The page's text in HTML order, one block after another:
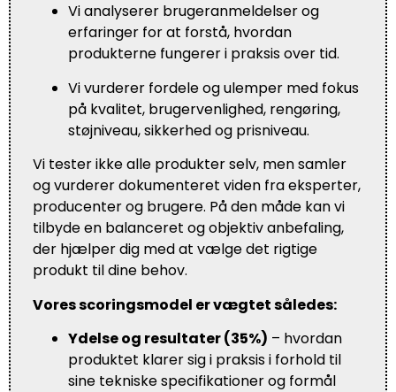
Vi analyserer brugeranmeldelser og
erfaringer for at forstå, hvordan
produkterne fungerer i praksis over tid.
Vi vurderer fordele og ulemper med fokus
på kvalitet, brugervenlighed, rengøring,
støjniveau, sikkerhed og prisniveau.
Vi tester ikke alle produkter selv, men samler
og vurderer dokumenteret viden fra eksperter,
producenter og brugere. På den måde kan vi
tilbyde en balanceret og objektiv anbefaling,
der hjælper dig med at vælge det rigtige
produkt til dine behov.
Vores scoringsmodel er vægtet således:
Ydelse og resultater (35%) – hvordan
produktet klarer sig i praksis i forhold til
sine tekniske specifikationer og formål